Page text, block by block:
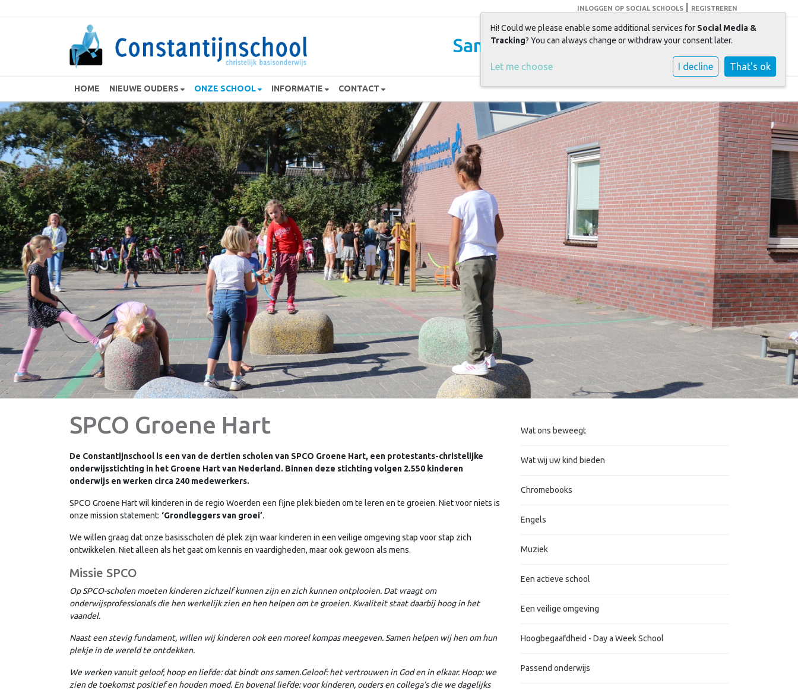
INLOGGEN OP SOCIAL SCHOOLS REGISTREREN
Samen spelen + leren = groeien
HOME NIEUWE OUDERS ONZE SCHOOL INFORMATIE CONTACT
SPCO Groene Hart
De Constantijnschool is een van de dertien scholen van SPCO Groene Hart, een protestants-christelijke
onderwijsstichting in het Groene Hart van Nederland. Binnen deze stichting volgen 2.550 kinderen
onderwijs en werken circa 240 medewerkers.
SPCO Groene Hart wil kinderen in de regio Woerden een fijne plek bieden om te leren en te groeien. Niet voor niets is
onze mission statement: ‘Grondleggers van groei’.
We willen graag dat onze basisscholen dé plek zijn waar kinderen in een veilige omgeving stap voor stap zich
ontwikkelen. Niet alleen als het gaat om kennis en vaardigheden, maar ook gewoon als mens.
Missie SPCO
Op SPCO-scholen moeten kinderen zichzelf kunnen zijn en zich kunnen ontplooien. Dat vraagt om
onderwijsprofessionals die hen werkelijk zien en hen helpen om te groeien. Kwaliteit staat daarbij hoog in het
vaandel.
Naast een stevig fundament, willen wij kinderen ook een moreel kompas meegeven. Samen helpen wij hen om hun
plekje in de wereld te ontdekken.
We werken vanuit geloof, hoop en liefde: dat bindt ons samen.Geloof: het vertrouwen in God en in elkaar. Hoop: we
zien de toekomst positief en houden moed. En bovenal liefde: voor kinderen, ouders en collega’s die we dagelijks
Wat ons beweegt
Wat wij uw kind bieden
Chromebooks
Engels
Muziek
Een actieve school
Een veilige omgeving
Hoogbegaafdheid - Day a Week School
Passend onderwijs
Hi! Could we please enable some additional services for Social Media &
Tracking? You can always change or withdraw your consent later.
Let me choose I decline That's ok